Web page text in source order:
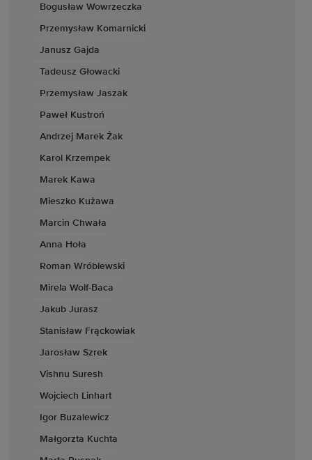
Bogusław Wowrzeczka
Przemysław Komarnicki
Janusz Gajda
Tadeusz Głowacki
Przemysław Jaszak
Paweł Kustroń
Andrzej Marek Żak
Karol Krzempek
Marek Kawa
Mieszko Kużawa
Marcin Chwała
Anna Hoła
Roman Wróblewski
Mirela Wolf-Baca
Jakub Jurasz
Stanisław Frąckowiak
Jarosław Szrek
Vishnu Suresh
Wojciech Linhart
Igor Buzalewicz
Małgorzta Kuchta